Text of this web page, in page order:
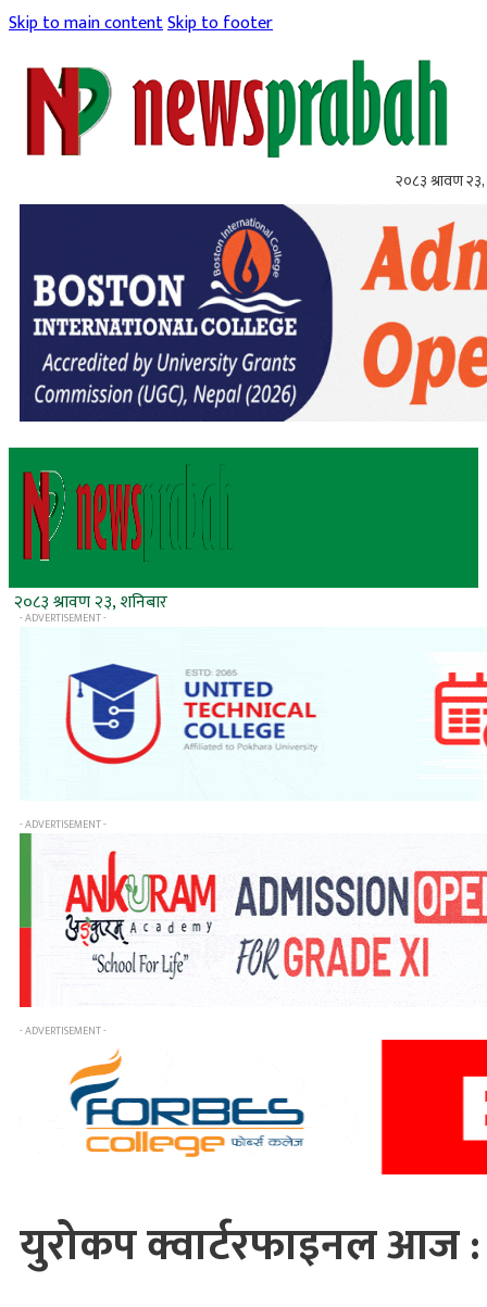
Skip to main contentSkip to footer
२०८३ श्रावण २३,
२०८३ श्रावण २३, शनिबार
- ADVERTISEMENT -
- ADVERTISEMENT -
- ADVERTISEMENT -
युरोकप क्वार्टरफाइनल आज :